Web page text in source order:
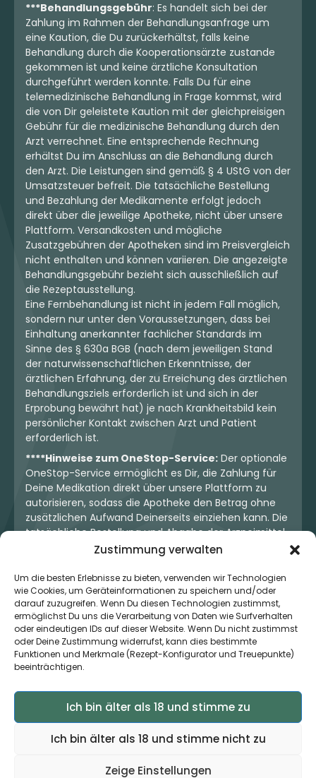
Zustimmung verwalten
Um die besten Erlebnisse zu bieten, verwenden wir Technologien
wie Cookies, um Geräteinformationen zu speichern und/oder
darauf zuzugreifen. Wenn Du diesen Technologien zustimmst,
ermöglichst Du uns die Verarbeitung von Daten wie Surfverhalten
oder eindeutigen IDs auf dieser Website. Wenn Du nicht zustimmst
oder Deine Zustimmung widerrufst, kann dies bestimmte
Funktionen und Merkmale (Rezept-Konfigurator und Treuepunkte)
beeinträchtigen.
Ich bin älter als 18 und stimme zu
Ich bin älter als 18 und stimme nicht zu
Zeige Einstellungen
***Behandlungsgebühr: Es handelt sich bei der
Zahlung im Rahmen der Behandlungsanfrage um
eine Kaution, die Du zurückerhältst, falls keine
Behandlung durch die Kooperationsärzte zustande
gekommen ist und keine ärztliche Konsultation
durchgeführt werden konnte. Falls Du für eine
telemedizinische Behandlung in Frage kommst, wird
die von Dir geleistete Kaution mit der gleichpreisigen
Gebühr für die medizinische Behandlung durch den
Arzt verrechnet. Eine entsprechende Rechnung
erhältst Du im Anschluss an die Behandlung durch
den Arzt. Die Leistungen sind gemäß § 4 UStG von der
Umsatzsteuer befreit. Die tatsächliche Bestellung
und Bezahlung der Medikamente erfolgt jedoch
direkt über die jeweilige Apotheke, nicht über unsere
Plattform. Versandkosten und mögliche
Zusatzgebühren der Apotheken sind im Preisvergleich
nicht enthalten und können variieren. Die angezeigte
Behandlungsgebühr bezieht sich ausschließlich auf
die Rezeptausstellung.
Eine Fernbehandlung ist nicht in jedem Fall möglich,
sondern nur unter den Voraussetzungen, dass bei
Einhaltung anerkannter fachlicher Standards im
Sinne des § 630a BGB (nach dem jeweiligen Stand
der naturwissenschaftlichen Erkenntnisse, der
ärztlichen Erfahrung, der zu Erreichung des ärztlichen
Behandlungsziels erforderlich ist und sich in der
Erprobung bewährt hat) je nach Krankheitsbild kein
persönlicher Kontakt zwischen Arzt und Patient
erforderlich ist.
****Hinweise zum OneStop-Service: Der optionale
OneStop-Service ermöglicht es Dir, die Zahlung für
Deine Medikation direkt über unsere Plattform zu
autorisieren, sodass die Apotheke den Betrag ohne
zusätzlichen Aufwand Deinerseits einziehen kann. Die
tatsächliche Bestellung und Abgabe der Arzneimittel
erfolgt jedoch ausschließlich über die jeweilige
Dir und der Apotheke. Unser OneStop-Service stellt
kein pharmazeutisches Angebot dar, sondern dient
lediglich der komfortablen Zahlungsabwicklung. Die
Nutzung ist freiwillig und hat keinerlei Einfluss auf die
ärztliche Therapieentscheidung oder die Wahl der
verschriebenen Medikation. Apotheken sind rechtlich
unabhängig und unterliegen den gesetzlichen
© 2026 MedCanOneStop (MCOS GmbH) - Alle Rechte
vorbehalten.